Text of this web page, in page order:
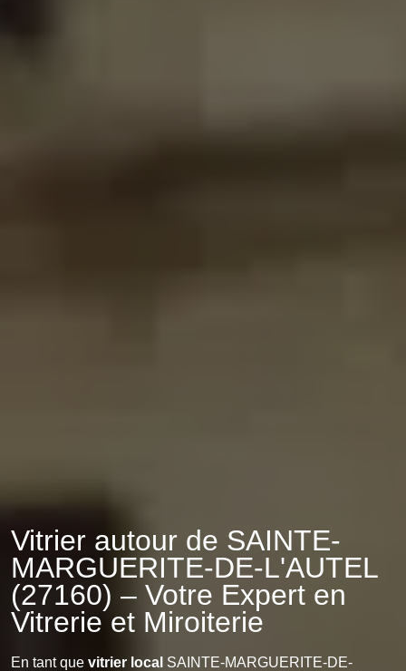
Vitrier autour de SAINTE-
MARGUERITE-DE-L'AUTEL
(27160) – Votre Expert en
Vitrerie et Miroiterie
En tant que vitrier local SAINTE-MARGUERITE-DE-